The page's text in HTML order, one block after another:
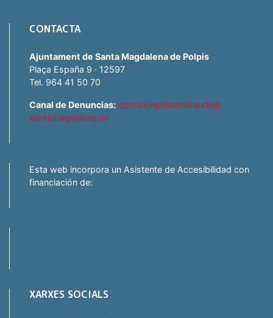
CONTACTA
Ajuntament de Santa Magdalena de Polpis
Plaça España 9 · 12597
Tel. 964 41 50 70
Canal de Denuncias: comisionplanantifraude@
santamagdalena.es
Esta web incorpora un Asistente de Accesibilidad con
financiación de:
XARXES SOCIALS